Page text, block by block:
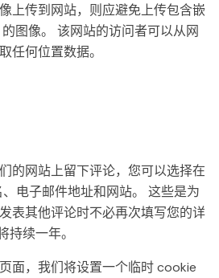
上传到网站，则应避免上传包含嵌
的图像。 该网站的访问者可以从网
任何位置数据。
的网站上留下评论，您可以选择在
电子邮件地址和网站。 这些是为
表其他评论时不必再次填写您的详
续一年。
面，我们将设置一个临时 cookie